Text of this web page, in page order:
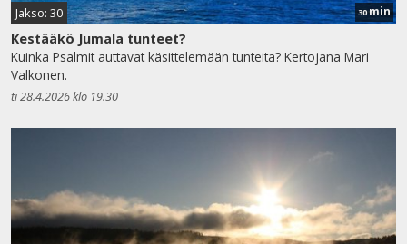
Jakso: 30 30min
Kestääkö Jumala tunteet?
Kuinka Psalmit auttavat käsittelemään tunteita? Kertojana Mari
Valkonen.
ti 28.4.2026 klo 19.30